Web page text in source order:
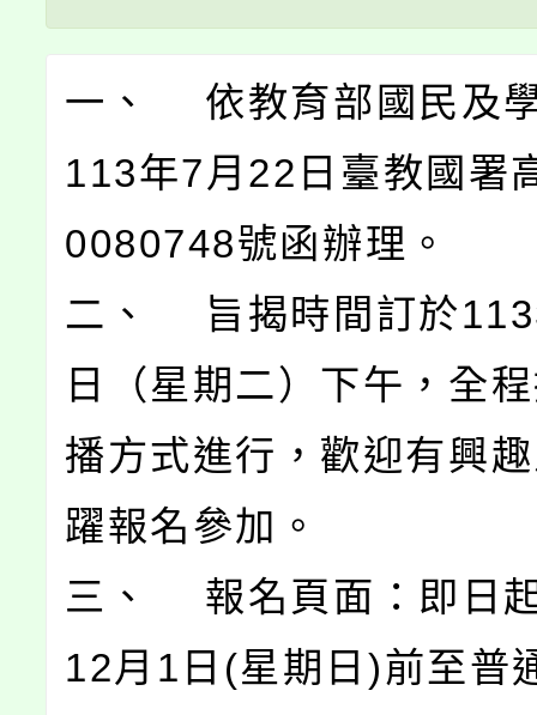
一、 依教育部國民及
113年7月22日臺教國署
0080748號函辦理。
二、 旨揭時間訂於113
日（星期二）下午，全
播方式進行，歡迎有興
躍報名參加。
三、 報名頁面：即日
12月1日(星期日)前至普